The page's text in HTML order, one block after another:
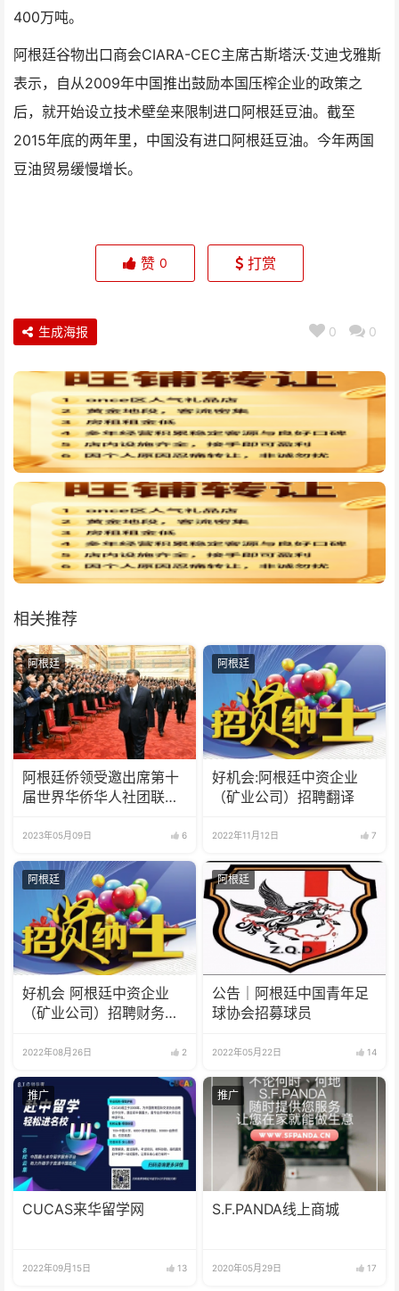
400万吨。
阿根廷谷物出口商会CIARA-CEC主席古斯塔沃·艾迪戈雅斯
表示，自从2009年中国推出鼓励本国压榨企业的政策之
后，就开始设立技术壁垒来限制进口阿根廷豆油。截至
2015年底的两年里，中国没有进口阿根廷豆油。今年两国
豆油贸易缓慢增长。
赞 0 打赏
0 0
生成海报
相关推荐
阿根廷
阿根廷侨领受邀出席第十
届世界华侨华人社团联谊
2023年05月09日 6
阿根廷
好机会:阿根廷中资企业
（矿业公司）招聘翻译
2022年11月12日 7
阿根廷
好机会 阿根廷中资企业
（矿业公司）招聘财务人
2022年08月26日 2
阿根廷
公告｜阿根廷中国青年足
球协会招募球员
2022年05月22日 14
推广
CUCAS来华留学网
2022年09月15日 13
推广
S.F.PANDA线上商城
2020年05月29日 17